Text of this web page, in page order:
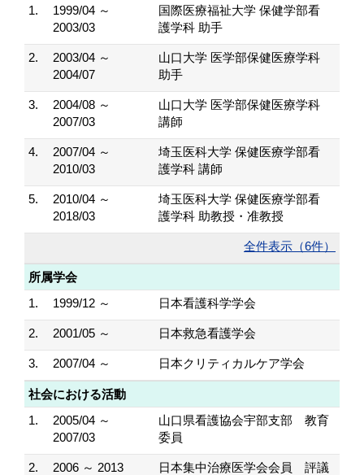
1.
1999/04 ～
2003/03
国際医療福祉大学 保健学部看
護学科 助手
2.
2003/04 ～
2004/07
山口大学 医学部保健医療学科
助手
3.
2004/08 ～
2007/03
山口大学 医学部保健医療学科
講師
4.
2007/04 ～
2010/03
埼玉医科大学 保健医療学部看
護学科 講師
5.
2010/04 ～
2018/03
埼玉医科大学 保健医療学部看
護学科 助教授・准教授
全件表示（6件）
所属学会
1.
1999/12 ～ 日本看護科学学会
2. 2001/05 ～ 日本救急看護学会
3. 2007/04 ～ 日本クリティカルケア学会
社会における活動
1.
2005/04 ～
2007/03
山口県看護協会宇部支部 教育
委員
2. 2006 ～ 2013
日本集中治療医学会会員 評議